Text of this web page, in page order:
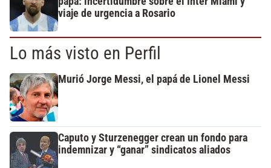
viaje de urgencia a Rosario
Lo más visto en Perfil
Murió Jorge Messi, el papá de Lionel Messi
Caputo y Sturzenegger crean un fondo para
indemnizar y “ganar” sindicatos aliados